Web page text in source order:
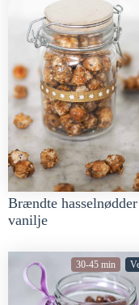
Brændte
vanilje
30-45 min